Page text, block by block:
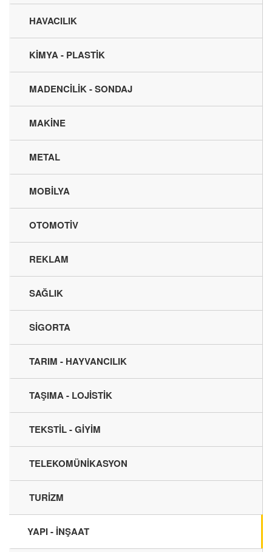
HAVACILIK
KİMYA - PLASTİK
MADENCİLİK - SONDAJ
MAKİNE
METAL
MOBİLYA
OTOMOTİV
REKLAM
SAĞLIK
SİGORTA
TARIM - HAYVANCILIK
TAŞIMA - LOJİSTİK
TEKSTİL - GİYİM
TELEKOMÜNİKASYON
TURİZM
YAPI - İNŞAAT